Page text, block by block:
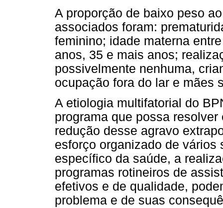
A proporção de baixo peso
associados foram:
feminino; idade materna
anos, 35 e mais anos;
possivelmente nenhuma,
ocupação fora do lar e mães
A etiologia multifatorial do
programa que possa
redução desse agravo
esforço organizado de
específico da saúde, a
programas rotineiros de
efetivos e de qualidade,
problema e de suas